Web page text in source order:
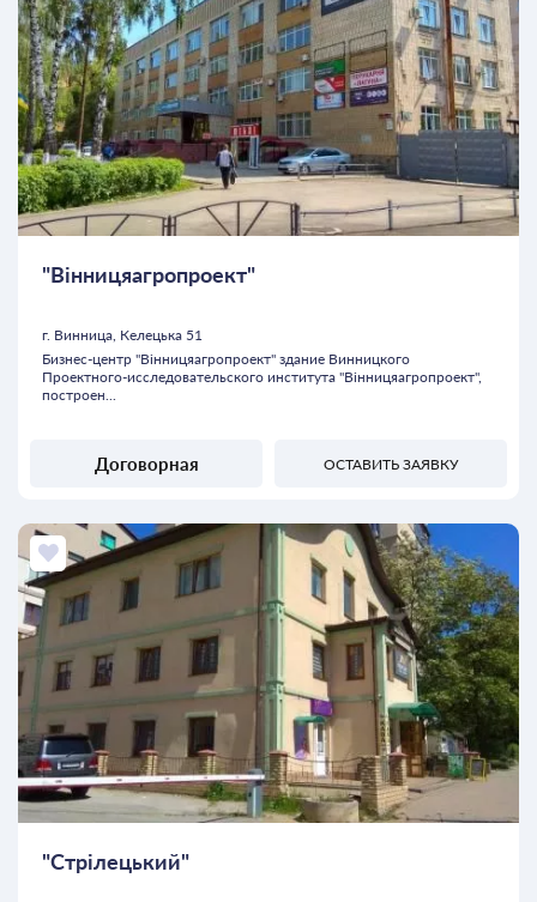
"Вінницяагропроект"
г. Винница, Келецька 51
Бизнес-центр "Вінницяагропроект" здание Винницкого
Проектного-исследовательского института "Вінницяагропроект",
построен...
Договорная ОСТАВИТЬ ЗАЯВКУ
"Стрілецький"